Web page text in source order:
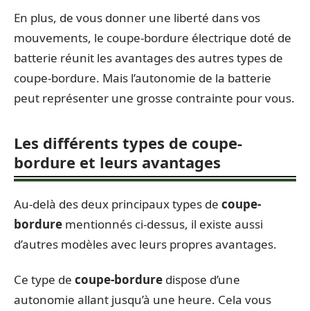
En plus, de vous donner une liberté dans vos
mouvements, le coupe-bordure électrique doté de
batterie réunit les avantages des autres types de
coupe-bordure. Mais l’autonomie de la batterie
peut représenter une grosse contrainte pour vous.
Les différents types de coupe-
bordure et leurs avantages
Au-delà des deux principaux types de coupe-
bordure mentionnés ci-dessus, il existe aussi
d’autres modèles avec leurs propres avantages.
Ce type de coupe-bordure dispose d’une
autonomie allant jusqu’à une heure. Cela vous